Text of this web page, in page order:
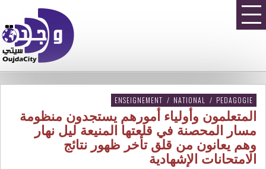
ENSEIGNEMENT / NATIONAL / PEDAGOGIE
المتعلمون وأولياء أمورهم يستجدون منظومة
مسار المحصنة في قلعتها المنيعة ليل نهار
وهم يعانون من قلق تأخر ظهور نتائج
الامتحانات الإشهادية